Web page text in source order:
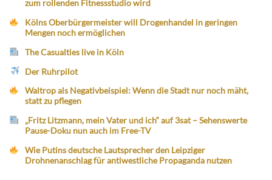
zum rollenden Fitnessstudio wird
Kölns Oberbürgermeister will Drogenhandel in geringen
Mengen noch ermöglichen
The Casualties live in Köln
Der Ruhrpilot
Waltrop als Negativbeispiel: Wenn die Stadt nur noch mäht,
statt zu pflegen
„Fritz Litzmann, mein Vater und ich“ auf 3sat – Sehenswerte
Pause-Doku nun auch im Free-TV
Wie Putins deutsche Lautsprecher den Leipziger
Drohnenanschlag für antiwestliche Propaganda nutzen